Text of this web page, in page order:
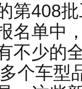
第408
名单中
不少的
个车型